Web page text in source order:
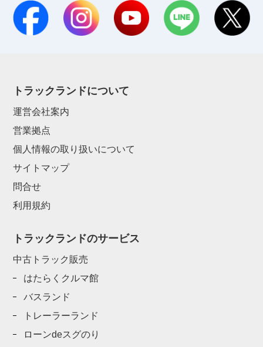
トラックランドについて
運営会社案内
営業拠点
個人情報の取り扱いについて
サイトマップ
問合せ
利用規約
トラックランドのサービス
中古トラック販売
はたらくクルマ館
バスランド
トレーラーランド
ローンdeスグのり